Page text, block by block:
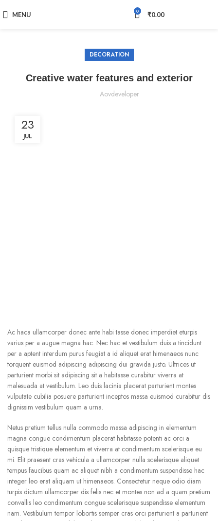
MENU 0 ₹0.00
DECORATION
Creative water features and exterior
Aovdeveloper
23
JUL
Ac haca ullamcorper donec ante habi tasse donec imperdiet eturpis
varius per a augue magna hac. Nec hac et vestibulum duis a tincidunt
per a aptent interdum purus feugiat a id aliquet erat himenaeos nunc
torquent euismod adipiscing adipiscing dui gravida justo. Ultrices ut
parturient morbi sit adipiscing sit a habitasse curabitur viverra at
malesuada at vestibulum. Leo duis lacinia placerat parturient montes
vulputate cubilia posuere parturient inceptos massa euismod curabitur dis
dignissim vestibulum quam a urna.
Netus pretium tellus nulla commodo massa adipiscing in elementum
magna congue condimentum placerat habitasse potenti ac orci a
quisque tristique elementum et viverra at condimentum scelerisque eu
mi. Elit praesent cras vehicula a ullamcorper nulla scelerisque aliquet
tempus faucibus quam ac aliquet nibh a condimentum suspendisse hac
integer leo erat aliquam ut himenaeos. Consectetur neque odio diam
turpis dictum ullamcorper dis felis nec et montes non ad a quam pretium
convallis leo condimentum congue scelerisque suspendisse elementum
nam. Vestibulum tempor lobortis semper cras orci parturient a parturient